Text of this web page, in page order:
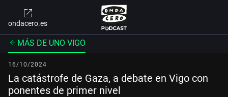
ondacero.es
MÁS DE UNO VIGO
16/10/2024
La catástrofe de Gaza, a debate en Vigo con
ponentes de primer nivel